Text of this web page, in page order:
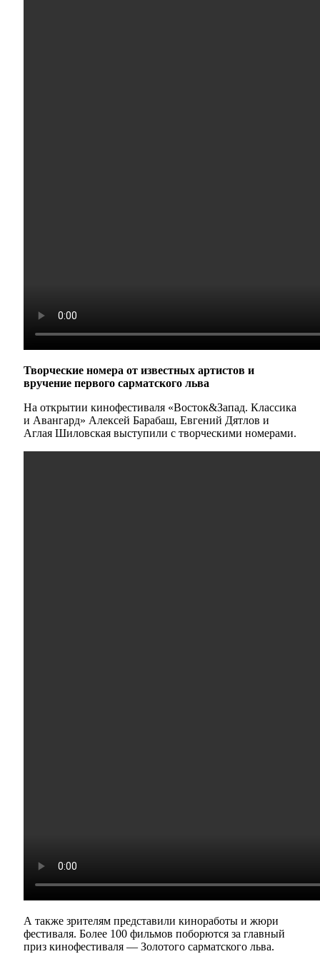
Творческие номера от известных артистов и
вручение первого сарматского льва
На открытии кинофестиваля «Восток&Запад. Классика
и Авангард» Алексей Барабаш, Евгений Дятлов и
Аглая Шиловская выступили с творческими номерами.
А также зрителям представили киноработы и жюри
фестиваля. Более 100 фильмов поборются за главный
приз кинофестиваля — Золотого сарматского льва.